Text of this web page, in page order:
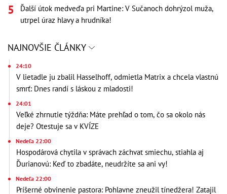
Ďalší útok medveďa pri Martine: V Sučanoch dohrýzol muža,
utrpel úraz hlavy a hrudníka!
NAJNOVŠIE ČLÁNKY
24:10
V lietadle ju zbalil Hasselhoff, odmietla Matrix a chcela vlastnú
smrť: Dnes randí s láskou z mladosti!
24:01
Veľké zhrnutie týždňa: Máte prehľad o tom, čo sa okolo nás
deje? Otestuje sa v KVÍZE
Nedeľa 22:00
Hospodárová chytila v správach záchvat smiechu, stiahla aj
Ďurianovú: Keď to zbadáte, neudržíte sa ani vy!
Nedeľa 22:00
Príšerné obvinenie pastora: Pohlavne zneužil tínedžera! Zatajil